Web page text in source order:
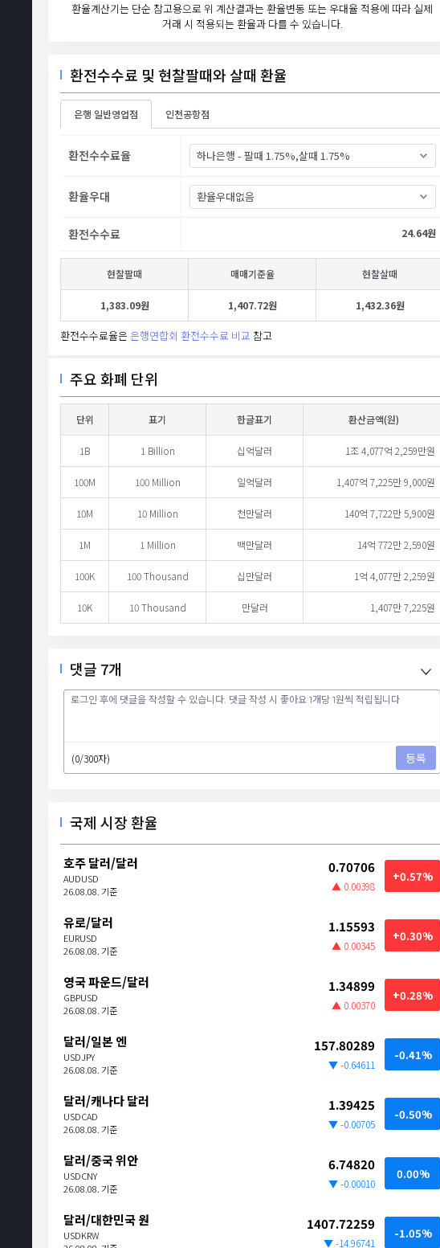
환율계산기는 단순 참고용으로 위 계산결과는 환율변동 또는 우대율 적용에 따라 실제
거래 시 적용되는 환율과 다를 수 있습니다.
환전수수료 및 현찰팔때와 살때 환율
은행 일반영업점 인천공항점
환전수수료율
환율우대
환전수수료 24.64원
현찰팔때 매매기준율 현찰살때
1,383.09원 1,407.72원 1,432.36원
환전수수료율은은행연합회 환전수수료 비교 참고
주요 화폐 단위
단위 표기 한글표기 환산금액(원)
1B 1 Billion 십억달러 1조 4,077억 2,259만원
100M 100 Million 일억달러 1,407억 7,225만 9,000원
10M 10 Million 천만달러 140억 7,722만 5,900원
1M 1 Million 백만달러 14억 772만 2,590원
100K 100 Thousand 십만달러 1억 4,077만 2,259원
10K 10 Thousand 만달러 1,407만 7,225원
댓글 7개
(0/300자) 등록
국제 시장 환율
호주 달러/달러
AUDUSD
26.08.08. 기준
0.70706
▲ 0.00398
+0.57%
유로/달러
EURUSD
26.08.08. 기준
1.15593
▲ 0.00345
+0.30%
영국 파운드/달러
GBPUSD
26.08.08. 기준
1.34899
▲ 0.00370
+0.28%
달러/일본 엔
USDJPY
26.08.08. 기준
157.80289
▼ -0.64611
-0.41%
달러/캐나다 달러
USDCAD
26.08.08. 기준
1.39425
▼ -0.00705
-0.50%
달러/중국 위안
USDCNY
26.08.08. 기준
6.74820
▼ -0.00010
0.00%
달러/대한민국 원
USDKRW
1407.72259
▼ -14.96741
-1.05%